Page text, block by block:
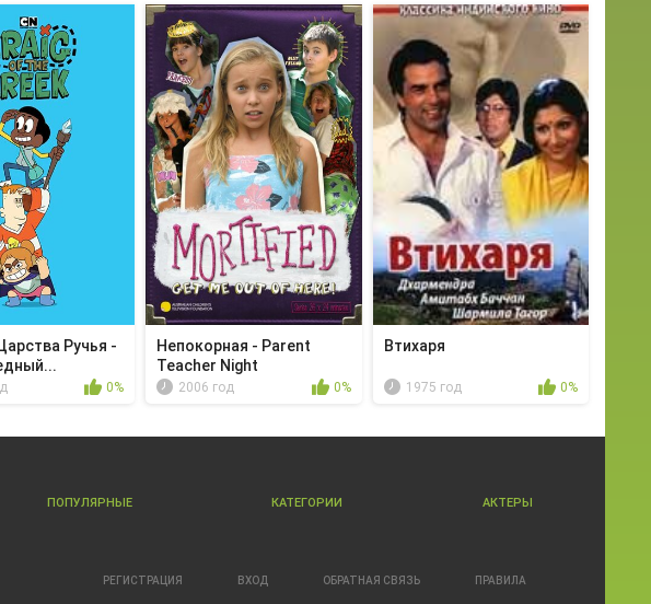
Ручья -
0%
Непокорная - Parent
Teacher Night
2006 год 0%
Втихаря
1975 год 0%
ПОПУЛЯРНЫЕ КАТЕГОРИИ АКТЕРЫ
РЕГИСТРАЦИЯ ВХОД ОБРАТНАЯ СВЯЗЬ ПРАВИЛА